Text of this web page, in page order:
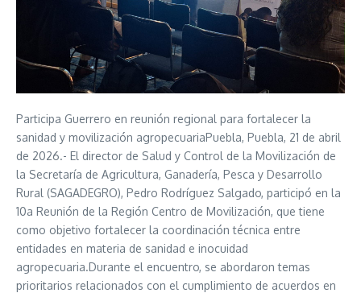
Participa Guerrero en reunión regional para fortalecer la
sanidad y movilización agropecuariaPuebla, Puebla, 21 de abril
de 2026.- El director de Salud y Control de la Movilización de
la Secretaría de Agricultura, Ganadería, Pesca y Desarrollo
Rural (SAGADEGRO), Pedro Rodríguez Salgado, participó en la
10a Reunión de la Región Centro de Movilización, que tiene
como objetivo fortalecer la coordinación técnica entre
entidades en materia de sanidad e inocuidad
agropecuaria.Durante el encuentro, se abordaron temas
prioritarios relacionados con el cumplimiento de acuerdos en